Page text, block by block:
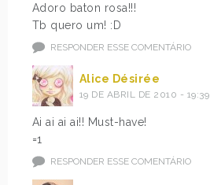
Adoro baton rosa!!!
Tb quero um! :D
RESPONDER ESSE COMENTÁRIO
Alice Désirée
19 DE ABRIL DE 2010 - 19:39
Ai ai ai ai!! Must-have!
=1
RESPONDER ESSE COMENTÁRIO